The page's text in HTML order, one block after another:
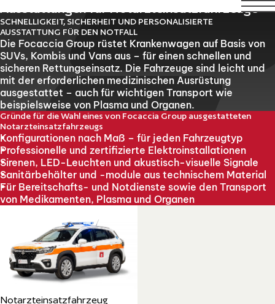
August. Technical Support will remain available over
Ausstattungen für Notarzteinsatzfahrzeuge
SCHNELLIGKEIT, SICHERHEIT UND PERSONALISIERTE
AUSSTATTUNG FÜR DEN NOTFALL
Die Focaccia Group rüstet Krankenwagen auf Basis von
SUVs, Kombis und Vans aus – für einen schnellen und
sicheren Rettungseinsatz. Die Fahrzeuge sind leicht und
mit der erforderlichen medizinischen Ausrüstung
ausgestattet – auch für wichtigen Transport wie
beispielsweise von Plasma und Organen.
Gründe für die Wahl eines von Focaccia Group ausgestatteten
Notarzteinsatzfahrzeugs
Konfigurationen nach Maß – für jeden Fahrzeugtyp
Professionelle und zertifizierte Elektroinstallationen
Sirenen, LED-Leuchten und akustisch-visuelle Signale
Sanitärbehälter und -module aus technischem Material
Für Bereitschafts- und Notdienste sowie den Transport
von Medikamenten, Plasma und Organen
Notarzteinsatzfahrzeug